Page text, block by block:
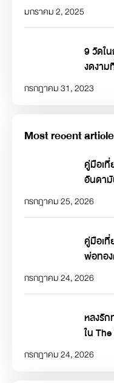
มกราคม 2, 2025
9 วัดใ
งดงา
กรกฎาคม 31, 2023
Most recent
คู่มือเที่
อันดา
กรกฎาคม 25, 2026
คู่มือเ
พ่อทอง
กรกฎาคม 24, 2026
หลงรัก
ใน
กรกฎาคม 24, 2026